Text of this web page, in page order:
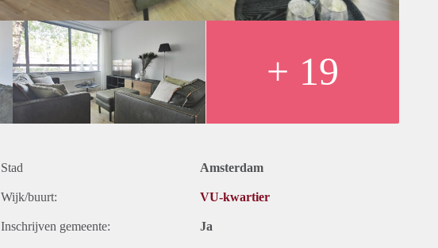
+ 19
Stad Amsterdam
Wijk/buurt: VU-kwartier
Inschrijven gemeente: Ja